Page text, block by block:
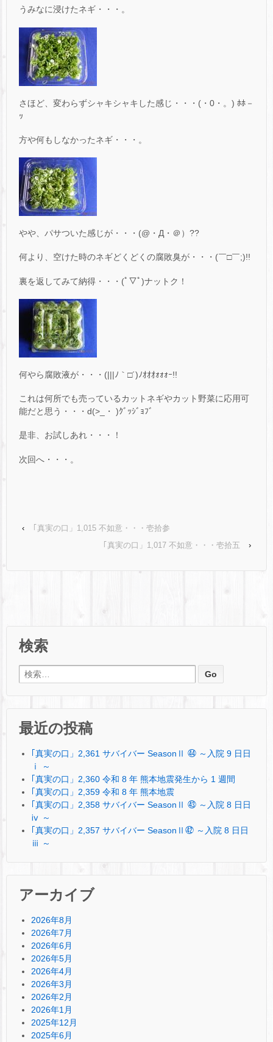
うみなに浸けたネギ・・・。
さほど、変わらずシャキシャキした感じ・・・(・0・。) ﾎﾎ－
ｯ
方や何もしなかったネギ・・・。
やや、パサついた感じが・・・(@・Д・＠）??
何より、空けた時のネギどくどくの腐敗臭が・・・(￣□￣;)!!
裏を返してみて納得・・・(ﾟ▽ﾟ)ナットク！
何やら腐敗液が・・・(|||ﾉ｀□´)ﾉｵｵｵｫｫｫｰ!!
これは何所でも売っているカットネギやカット野菜に応用可
能だと思う・・・d(>_・ )ｸﾞｯｼﾞｮﾌﾞ
是非、お試しあれ・・・！
次回へ・・・。
‹
｢真実の口」1,015 不如意・・・壱拾参
｢真実の口」1,017 不如意・・・壱拾五
›
検索
検索:
最近の投稿
｢真実の口」2,361 サバイバー SeasonⅡ ㊹ ～入院 9 日日
ⅰ ～
｢真実の口」2,360 令和 8 年 熊本地震発生から 1 週間
｢真実の口」2,359 令和 8 年 熊本地震
｢真実の口」2,358 サバイバー SeasonⅡ ㊸ ～入院 8 日日
ⅳ ～
｢真実の口」2,357 サバイバー SeasonⅡ㊷ ～入院 8 日日
ⅲ ～
アーカイブ
2026年8月
2026年7月
2026年6月
2026年5月
2026年4月
2026年3月
2026年2月
2026年1月
2025年12月
2025年6月